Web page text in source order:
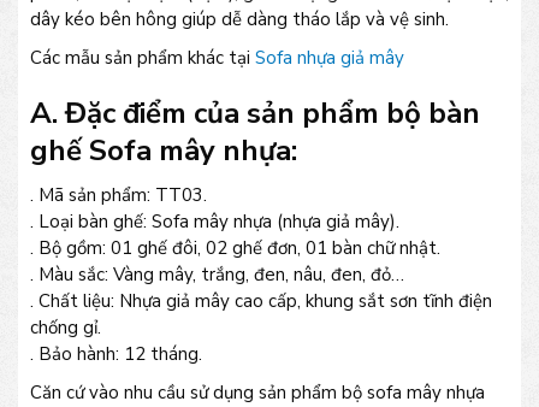
dây kéo bên hông giúp dễ dàng tháo lắp và vệ sinh.
Các mẫu sản phẩm khác tại Sofa nhựa giả mây
A. Đặc điểm của sản phẩm bộ bàn
ghế Sofa mây nhựa:
. Mã sản phẩm: TT03.
. Loại bàn ghế: Sofa mây nhựa (nhựa giả mây).
. Bộ gồm: 01 ghế đôi, 02 ghế đơn, 01 bàn chữ nhật.
. Màu sắc: Vàng mây, trắng, đen, nâu, đen, đỏ…
. Chất liệu: Nhựa giả mây cao cấp, khung sắt sơn tĩnh điện
chống gỉ.
. Bảo hành: 12 tháng.
Căn cứ vào nhu cầu sử dụng sản phẩm bộ sofa mây nhựa